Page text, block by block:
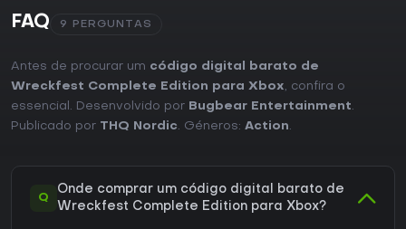
FAQ 9 PERGUNTAS
Antes de procurar um código digital barato de
Wreckfest Complete Edition para Xbox, confira o
essencial. Desenvolvido por Bugbear Entertainment.
Publicado por THQ Nordic. Géneros: Action.
Q
Onde comprar um código digital barato de
Wreckfest Complete Edition para Xbox?